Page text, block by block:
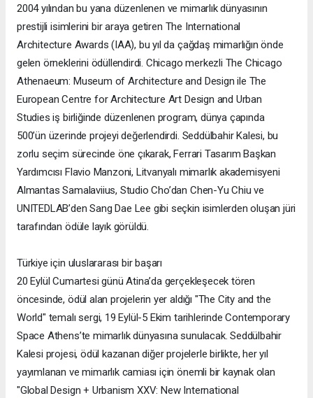
2004 yılından bu yana düzenlenen ve mimarlık dünyasının
prestijli isimlerini bir araya getiren The International
Architecture Awards (IAA), bu yıl da çağdaş mimarlığın önde
gelen örneklerini ödüllendirdi. Chicago merkezli The Chicago
Athenaeum: Museum of Architecture and Design ile The
European Centre for Architecture Art Design and Urban
Studies iş birliğinde düzenlenen program, dünya çapında
500’ün üzerinde projeyi değerlendirdi. Seddülbahir Kalesi, bu
zorlu seçim sürecinde öne çıkarak, Ferrari Tasarım Başkan
Yardımcısı Flavio Manzoni, Litvanyalı mimarlık akademisyeni
Almantas Samalaviius, Studio Cho’dan Chen-Yu Chiu ve
UNITEDLAB’den Sang Dae Lee gibi seçkin isimlerden oluşan jüri
tarafından ödüle layık görüldü.
Türkiye için uluslararası bir başarı
20 Eylül Cumartesi günü Atina’da gerçekleşecek tören
öncesinde, ödül alan projelerin yer aldığı "The City and the
World" temalı sergi, 19 Eylül-5 Ekim tarihlerinde Contemporary
Space Athens’te mimarlık dünyasına sunulacak. Seddülbahir
Kalesi projesi, ödül kazanan diğer projelerle birlikte, her yıl
yayımlanan ve mimarlık camiası için önemli bir kaynak olan
"Global Design + Urbanism XXV: New International